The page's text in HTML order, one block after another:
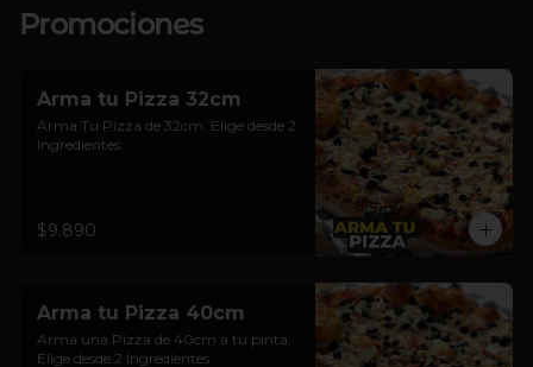
Promociones
Arma tu Pizza 32cm
Arma Tu Pizza de 32cm. Elige desde 2
Ingredientes.
$9.890
Arma tu Pizza 40cm
Arma una Pizza de 40cm a tu pinta.
Elige desde 2 Ingredientes.